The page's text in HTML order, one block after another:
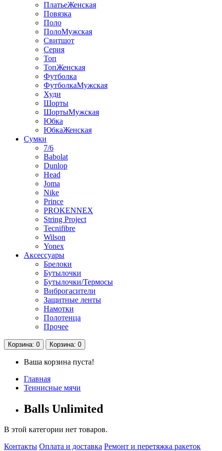
ПлатьеЖенская
Повязка
Поло
ПолоМужская
Свитшот
Серия
Топ
ТопЖенская
Футболка
ФутболкаМужская
Худи
Шорты
ШортыМужская
Юбка
ЮбкаЖенская
Сумки
7/6
Babolat
Dunlop
Head
Joma
Nike
Prince
PROKENNEX
String Project
Tecnifibre
Wilson
Yonex
Аксессуары
Брелоки
Бутылочки
Бутылочки/Термосы
Виброгасители
Защитные ленты
Намотки
Полотенца
Прочее
Корзина: 0 Корзина: 0
Ваша корзина пуста!
Главная
Теннисные мячи
Balls Unlimited
В этой категории нет товаров.
Контакты Оплата и доставка Ремонт и перетяжка ракеток